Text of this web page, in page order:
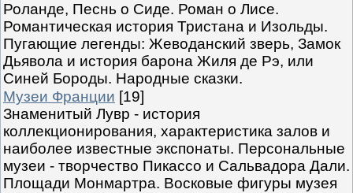
Роланде, Песнь о Сиде. Роман о Лисе.
Романтическая история Тристана и Изольды.
Пугающие легенды: Жеводанский зверь, Замок
Дьявола и история барона Жиля де Рэ, или
Синей Бороды. Народные сказки.
Музеи Франции [19]
Знаменитый Лувр - история
коллекционирования, характеристика залов и
наиболее известные экспонаты. Персональные
музеи - творчество Пикассо и Сальвадора Дали.
Площади Монмартра. Восковые фигуры музея